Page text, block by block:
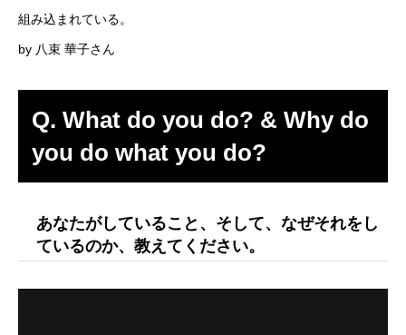
組み込まれている。
by 八束 華子さん
Q. What do you do? & Why do
you do what you do?
あなたがしていること、そして、なぜそれをし
ているのか、教えてください。